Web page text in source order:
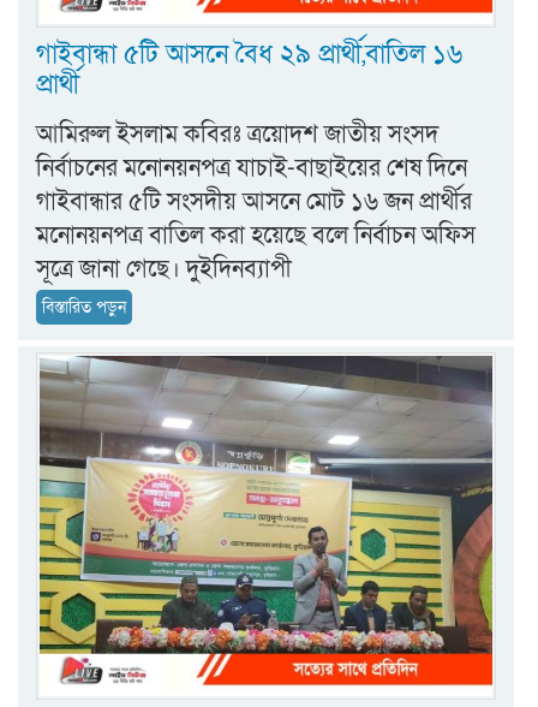
গাইবান্ধা ৫টি আসনে বৈধ ২৯ প্রার্থী,বাতিল ১৬
প্রার্থী
আমিরুল ইসলাম কবিরঃ ত্রয়োদশ জাতীয় সংসদ
নির্বাচনের মনোনয়নপত্র যাচাই-বাছাইয়ের শেষ দিনে
গাইবান্ধার ৫টি সংসদীয় আসনে মোট ১৬ জন প্রার্থীর
মনোনয়নপত্র বাতিল করা হয়েছে বলে নির্বাচন অফিস
সূত্রে জানা গেছে। দুইদিনব্যাপী
বিস্তারিত পড়ুন